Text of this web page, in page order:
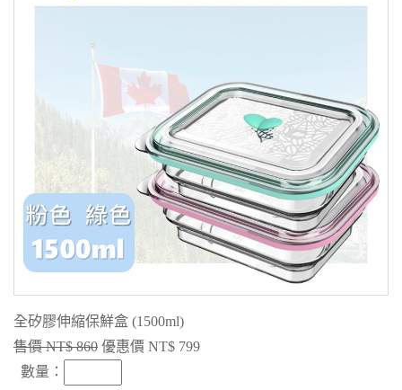
全矽膠伸縮保鮮盒 (1500ml)
售價 NT$ 860 優惠價 NT$ 799
數量 ：